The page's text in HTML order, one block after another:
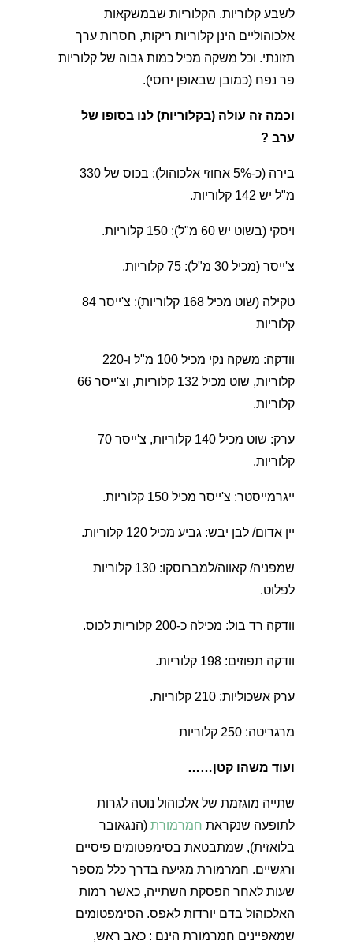
לשבע קלוריות. הקלוריות שבמשקאות
אלכוהוליים הינן קלוריות ריקות, חסרות ערך
תזונתי. וכל משקה מכיל כמות גבוה של קלוריות
פר נפח (כמובן שבאופן יחסי).
וכמה זה עולה (בקלוריות) לנו בסופו של
ערב ?
בירה (כ-5% אחוזי אלכוהול): בכוס של 330
מ"ל יש 142 קלוריות.
ויסקי (בשוט יש 60 מ"ל): 150 קלוריות.
צ'ייסר (מכיל 30 מ"ל): 75 קלוריות.
טקילה (שוט מכיל 168 קלוריות): צ'ייסר 84
קלוריות
וודקה: משקה נקי מכיל 100 מ"ל ו-220
קלוריות, שוט מכיל 132 קלוריות, וצ'ייסר 66
קלוריות.
ערק: שוט מכיל 140 קלוריות, צ'ייסר 70
קלוריות.
ייגרמייסטר: צ'ייסר מכיל 150 קלוריות.
יין אדום/ לבן יבש: גביע מכיל 120 קלוריות.
שמפניה/ קאווה/למברוסקו: 130 קלוריות
לפלוט.
וודקה רד בול: מכילה כ-200 קלוריות לכוס.
וודקה תפוזים: 198 קלוריות.
ערק אשכוליות: 210 קלוריות.
מרגריטה: 250 קלוריות
ועוד משהו קטן……
שתייה מוגזמת של אלכוהול נוטה לגרות
לתופעה שנקראת חמרמורת (הנגאובר
בלואזית), שמתבטאת בסימפטומים פיסיים
ורגשיים. חמרמורת מגיעה בדרך כלל מספר
שעות לאחר הפסקת השתייה, כאשר רמות
האלכוהול בדם יורדות לאפס. הסימפטומים
שמאפיינים חמרמורת הינם : כאב ראש,